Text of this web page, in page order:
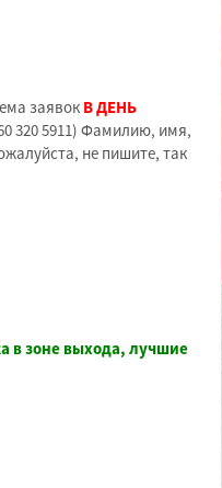
заявок В ДЕНЬ
320 5911) Фамилию, имя,
не пишите, так
в зоне выхода, лучшие